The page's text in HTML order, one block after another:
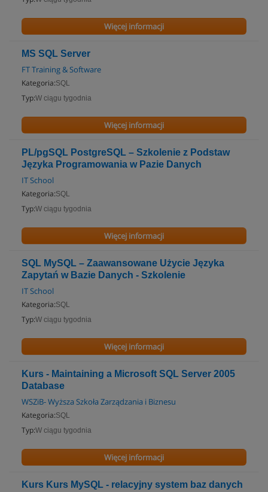
Więcej informacji
MS SQL Server
FT Training & Software
Kategoria:SQL
Typ:W ciągu tygodnia
Więcej informacji
PL/pgSQL PostgreSQL – Szkolenie z Podstaw
Języka Programowania w Pazie Danych
IT School
Kategoria:SQL
Typ:W ciągu tygodnia
Więcej informacji
SQL MySQL – Zaawansowane Użycie Języka
Zapytań w Bazie Danych - Szkolenie
IT School
Kategoria:SQL
Typ:W ciągu tygodnia
Więcej informacji
Kurs - Maintaining a Microsoft SQL Server 2005
Database
WSZiB- Wyższa Szkoła Zarządzania i Biznesu
Kategoria:SQL
Typ:W ciągu tygodnia
Więcej informacji
Kurs Kurs MySQL - relacyjny system baz danych